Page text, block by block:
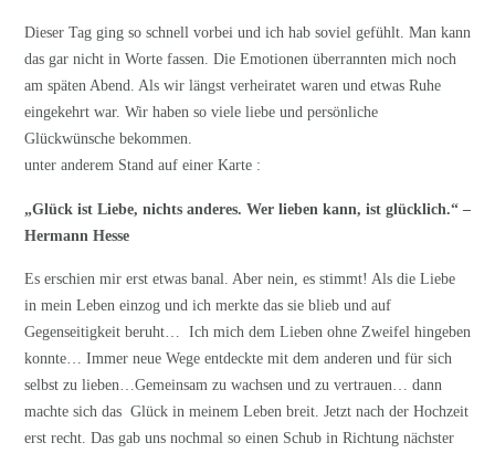
Dieser Tag ging so schnell vorbei und ich hab soviel gefühlt. Man kann
das gar nicht in Worte fassen. Die Emotionen überrannten mich noch
am späten Abend. Als wir längst verheiratet waren und etwas Ruhe
eingekehrt war. Wir haben so viele liebe und persönliche
Glückwünsche bekommen.
unter anderem Stand auf einer Karte :
„Glück ist Liebe, nichts anderes. Wer lieben kann, ist glücklich.“ –
Hermann Hesse
Es erschien mir erst etwas banal. Aber nein, es stimmt! Als die Liebe
in mein Leben einzog und ich merkte das sie blieb und auf
Gegenseitigkeit beruht… Ich mich dem Lieben ohne Zweifel hingeben
konnte… Immer neue Wege entdeckte mit dem anderen und für sich
selbst zu lieben…Gemeinsam zu wachsen und zu vertrauen… dann
machte sich das Glück in meinem Leben breit. Jetzt nach der Hochzeit
erst recht. Das gab uns nochmal so einen Schub in Richtung nächster